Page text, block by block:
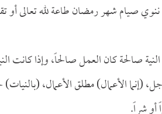
صيام شهر رمضان طاعة لله تعالى
النية صالحة كان العمل صالحاً، وإذا
(إنما الأعمال) مطلق الأعمال،